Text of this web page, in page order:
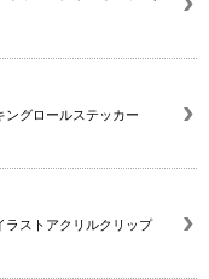
ングロールステッカー
ラストアクリルクリップ